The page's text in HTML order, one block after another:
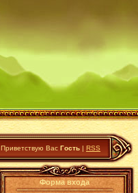
Приветствую Вас Гость | RSS
Форма входа